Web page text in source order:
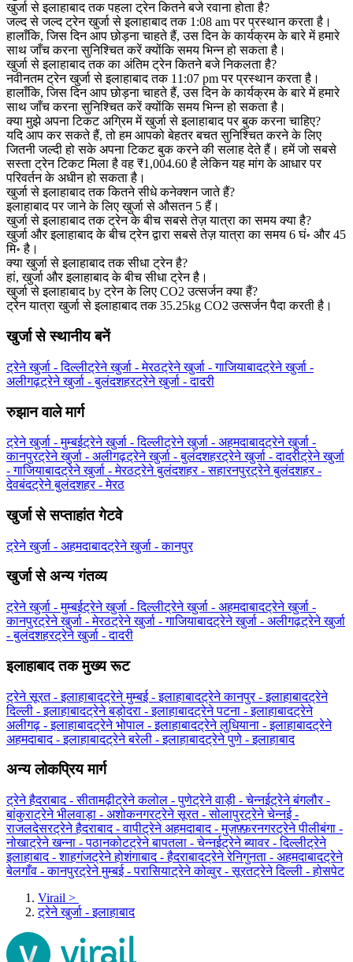
खुर्जा से इलाहाबाद तक पहला ट्रेन कितने बजे रवाना होता है?
जल्द से जल्द ट्रेन खुर्जा से इलाहाबाद तक 1:08 am पर प्रस्थान करता है।
हालाँकि, जिस दिन आप छोड़ना चाहते हैं, उस दिन के कार्यक्रम के बारे में हमारे
साथ जाँच करना सुनिश्चित करें क्योंकि समय भिन्न हो सकता है।
खुर्जा से इलाहाबाद तक का अंतिम ट्रेन कितने बजे निकलता है?
नवीनतम ट्रेन खुर्जा से इलाहाबाद तक 11:07 pm पर प्रस्थान करता है।
हालाँकि, जिस दिन आप छोड़ना चाहते हैं, उस दिन के कार्यक्रम के बारे में हमारे
साथ जाँच करना सुनिश्चित करें क्योंकि समय भिन्न हो सकता है।
क्या मुझे अपना टिकट अग्रिम में खुर्जा से इलाहाबाद पर बुक करना चाहिए?
यदि आप कर सकते हैं, तो हम आपको बेहतर बचत सुनिश्चित करने के लिए
जितनी जल्दी हो सके अपना टिकट बुक करने की सलाह देते हैं। हमें जो सबसे
सस्ता ट्रेन टिकट मिला है वह ₹1,004.60 है लेकिन यह मांग के आधार पर
परिवर्तन के अधीन हो सकता है।
खुर्जा से इलाहाबाद तक कितने सीधे कनेक्शन जाते हैं?
इलाहाबाद पर जाने के लिए खुर्जा से औसतन 5 हैं।
खुर्जा से इलाहाबाद तक ट्रेन के बीच सबसे तेज़ यात्रा का समय क्या है?
खुर्जा और इलाहाबाद के बीच ट्रेन द्वारा सबसे तेज़ यात्रा का समय 6 घं॰ और 45
मि॰ है।
क्या खुर्जा से इलाहाबाद तक सीधा ट्रेन है?
हां, खुर्जा और इलाहाबाद के बीच सीधा ट्रेन है।
खुर्जा से इलाहाबाद by ट्रेन के लिए CO2 उत्सर्जन क्या हैं?
ट्रेन यात्रा खुर्जा से इलाहाबाद तक 35.25kg CO2 उत्सर्जन पैदा करती है।
खुर्जा से स्थानीय बनें
ट्रेने खुर्जा - दिल्लीट्रेने खुर्जा - मेरठट्रेने खुर्जा - गाजियाबादट्रेने खुर्जा -
अलीगढ़ट्रेने खुर्जा - बुलंदशहरट्रेने खुर्जा - दादरी
रुझान वाले मार्ग
ट्रेने खुर्जा - मुम्बईट्रेने खुर्जा - दिल्लीट्रेने खुर्जा - अहमदाबादट्रेने खुर्जा -
कानपुरट्रेने खुर्जा - अलीगढ़ट्रेने खुर्जा - बुलंदशहरट्रेने खुर्जा - दादरीट्रेने खुर्जा
- गाजियाबादट्रेने खुर्जा - मेरठट्रेने बुलंदशहर - सहारनपुरट्रेने बुलंदशहर -
देवबंदट्रेने बुलंदशहर - मेरठ
खुर्जा से सप्ताहांत गेटवे
ट्रेने खुर्जा - अहमदाबादट्रेने खुर्जा - कानपुर
खुर्जा से अन्य गंतव्य
ट्रेने खुर्जा - मुम्बईट्रेने खुर्जा - दिल्लीट्रेने खुर्जा - अहमदाबादट्रेने खुर्जा -
कानपुरट्रेने खुर्जा - मेरठट्रेने खुर्जा - गाजियाबादट्रेने खुर्जा - अलीगढ़ट्रेने खुर्जा
- बुलंदशहरट्रेने खुर्जा - दादरी
इलाहाबाद तक मुख्य रूट
ट्रेने सूरत - इलाहाबादट्रेने मुम्बई - इलाहाबादट्रेने कानपुर - इलाहाबादट्रेने
दिल्ली - इलाहाबादट्रेने बड़ोदरा - इलाहाबादट्रेने पटना - इलाहाबादट्रेने
अलीगढ़ - इलाहाबादट्रेने भोपाल - इलाहाबादट्रेने लुधियाना - इलाहाबादट्रेने
अहमदाबाद - इलाहाबादट्रेने बरेली - इलाहाबादट्रेने पुणे - इलाहाबाद
अन्य लोकप्रिय मार्ग
ट्रेने हैदराबाद - सीतामढ़ीट्रेने कलोल - पुणेट्रेने वाड़ी - चेन्नईट्रेने बंगलौर -
बांकुराट्रेने भीलवाड़ा - अशोकनगरट्रेने सूरत - सोलापुरट्रेने चेन्नई -
राजलदेसरट्रेने हैदराबाद - वापीट्रेने अहमदाबाद - मुज़फ़्फ़रनगरट्रेने पीलीबंगा -
नोखाट्रेने खन्ना - पठानकोटट्रेने बापतला - चेन्नईट्रेने ब्‍यावर - दिल्लीट्रेने
इलाहाबाद - शाहगंजट्रेने होशंगाबाद - हैदराबादट्रेने रेनिगुनता - अहमदाबादट्रेने
बेलगाँव - कानपुरट्रेने मुम्बई - परासियाट्रेने कोव्वुर - सूरतट्रेने दिल्ली - होसपेट
Virail >
ट्रेने खुर्जा - इलाहाबाद